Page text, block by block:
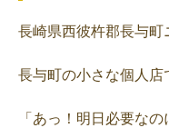
長崎県西彼杵郡長与町
長与町の小さな個人店
「あっ！明日必要な